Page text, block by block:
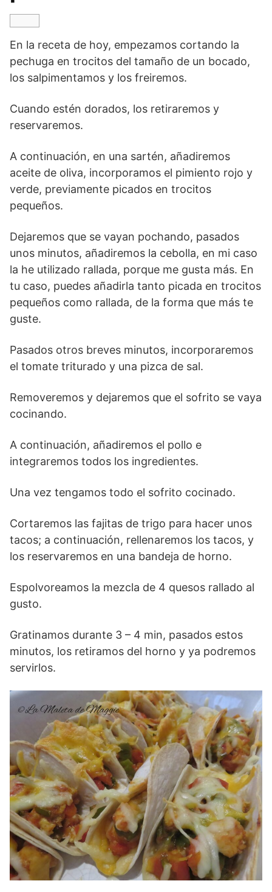
En la receta de hoy, empezamos cortando la
pechuga en trocitos del tamaño de un bocado,
los salpimentamos y los freiremos.
Cuando estén dorados, los retiraremos y
reservaremos.
A continuación, en una sartén, añadiremos
aceite de oliva, incorporamos el pimiento rojo y
verde, previamente picados en trocitos
pequeños.
Dejaremos que se vayan pochando, pasados
unos minutos, añadiremos la cebolla, en mi caso
la he utilizado rallada, porque me gusta más. En
tu caso, puedes añadirla tanto picada en trocitos
pequeños como rallada, de la forma que más te
guste.
Pasados otros breves minutos, incorporaremos
el tomate triturado y una pizca de sal.
Removeremos y dejaremos que el sofrito se vaya
cocinando.
A continuación, añadiremos el pollo e
integraremos todos los ingredientes.
Una vez tengamos todo el sofrito cocinado.
Cortaremos las fajitas de trigo para hacer unos
tacos; a continuación, rellenaremos los tacos, y
los reservaremos en una bandeja de horno.
Espolvoreamos la mezcla de 4 quesos rallado al
gusto.
Gratinamos durante 3 – 4 min, pasados estos
minutos, los retiramos del horno y ya podremos
servirlos.